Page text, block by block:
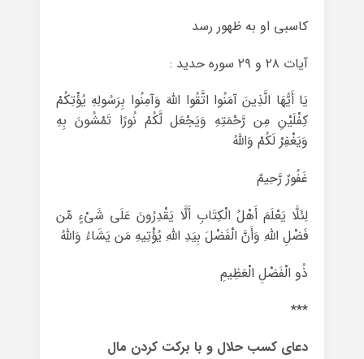
کاسبی او به ظهور رسد
آیات ۲۸ و ۲۹ سوره حدید :
یَا أَیُّهَا الَّذِینَ آمَنُوا اتَّقُوا اللَّهَ وَآمِنُوا بِرَسُولِهِ یُؤْتِکُمْ
کِفْلَیْنِ مِن رَّحْمَتِهِ وَیَجْعَل لَّکُمْ نُورًا تَمْشُونَ بِهِ
وَیَغْفِرْ لَکُمْ وَاللَّهُ
غَفُورٌ رَّحِیمٌ
لِئَلَّا یَعْلَمَ أَهْلُ الْکِتَابِ أَلَّا یَقْدِرُونَ عَلَى شَیْءٍ مِّن
فَضْلِ اللَّهِ وَأَنَّ الْفَضْلَ بِیَدِ اللَّهِ یُؤْتِیهِ مَن یَشَاءُ وَاللَّهُ
ذُو الْفَضْلِ الْعَظِیمِ
***
دعای کسب حلال و با برکت کردن مال